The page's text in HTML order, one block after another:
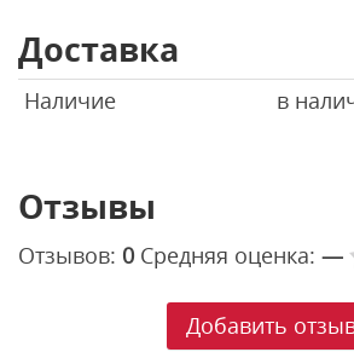
Доставка
Наличие в
Отзывы
Отзывов: 0 Средняя оценка: —
Добавить